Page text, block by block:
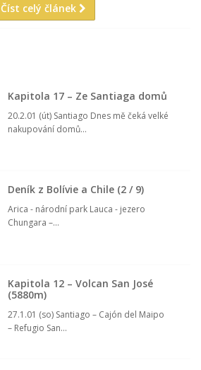
Číst celý článek
Kapitola 17 – Ze Santiaga domů
20.2.01 (út) Santiago Dnes mě čeká velké
nakupování domů...
Deník z Bolívie a Chile (2 / 9)
Arica - národní park Lauca - jezero
Chungara –...
Kapitola 12 – Volcan San José
(5880m)
27.1.01 (so) Santiago – Cajón del Maipo
– Refugio San...